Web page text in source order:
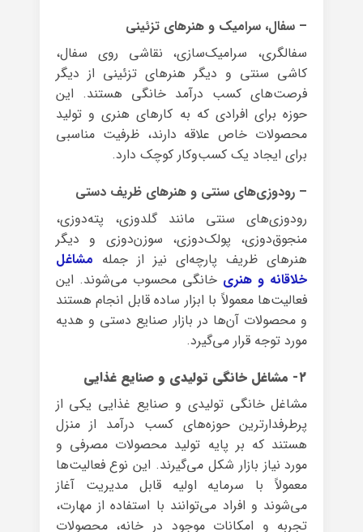
– سفال، سرامیک و هنرهای تزئینی
سفالگری، سرامیک‌سازی، نقاشی روی سفال،
کاشی سنتی و دیگر هنرهای تزئینی از دیگر
فرصت‌های کسب درآمد خانگی هستند. این
حوزه برای افرادی که به کارهای هنری و تولید
محصولات خاص علاقه دارند، ظرفیت مناسبی
برای ایجاد یک کسب‌وکار کوچک دارد.
– رودوزی‌های سنتی و هنرهای ظریف دستی
رودوزی‌های سنتی مانند گلدوزی، پته‌دوزی،
منجوق‌دوزی، پولک‌دوزی، سوزن‌دوزی و دیگر
هنرهای ظریف پارچه‌ای نیز از جمله مشاغل
خلاقانه و هنری خانگی محسوب می‌شوند. این
فعالیت‌ها معمولاً با ابزار ساده قابل انجام هستند
و محصولات آن‌ها در بازار صنایع دستی و هدیه
مورد توجه قرار می‌گیرد.
۲- مشاغل خانگی تولیدی و صنایع غذایی
مشاغل خانگی تولیدی و صنایع غذایی یکی از
پرطرفدارترین حوزه‌های کسب درآمد از منزل
هستند که بر پایه تولید محصولات مصرفی و
مورد نیاز بازار شکل می‌گیرند. این نوع فعالیت‌ها
معمولاً با سرمایه اولیه قابل مدیریت آغاز
می‌شوند و افراد می‌توانند با استفاده از مهارت،
تجربه و امکانات موجود در خانه، محصولات